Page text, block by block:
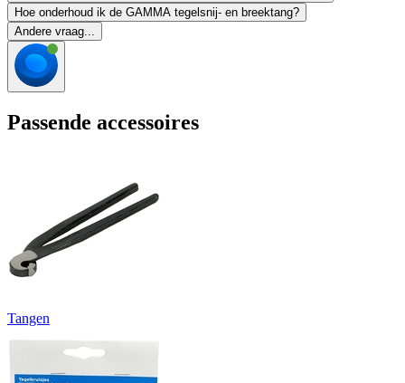
Hoe onderhoud ik de GAMMA tegelsnij- en breektang?
Andere vraag...
Passende accessoires
Tangen